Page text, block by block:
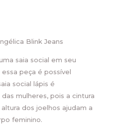
saia social em seu
peça é possível
social lápis é
mulheres, pois a cintura
dos joelhos ajudam a
feminino.